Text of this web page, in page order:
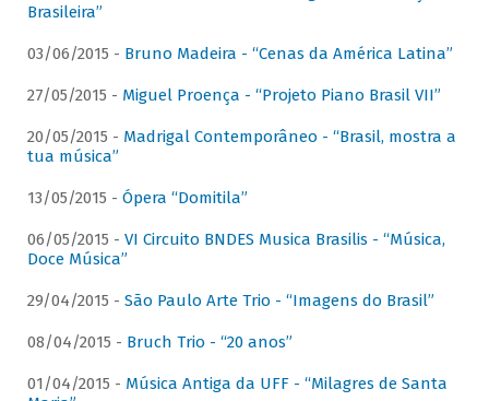
Brasileira”
03/06/2015 - Bruno Madeira - “Cenas da América Latina”
27/05/2015 - Miguel Proença - “Projeto Piano Brasil VII”
20/05/2015 - Madrigal Contemporâneo - “Brasil, mostra a
tua música”
13/05/2015 - Ópera “Domitila”
06/05/2015 - VI Circuito BNDES Musica Brasilis - “Música,
Doce Música”
29/04/2015 - São Paulo Arte Trio - “Imagens do Brasil”
08/04/2015 - Bruch Trio - “20 anos”
01/04/2015 - Música Antiga da UFF - “Milagres de Santa